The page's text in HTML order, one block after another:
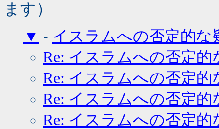
ます）
▼ - イスラムへの否定的な
Re: イスラムへの否定的
Re: イスラムへの否定的
Re: イスラムへの否定的
Re: イスラムへの否定的